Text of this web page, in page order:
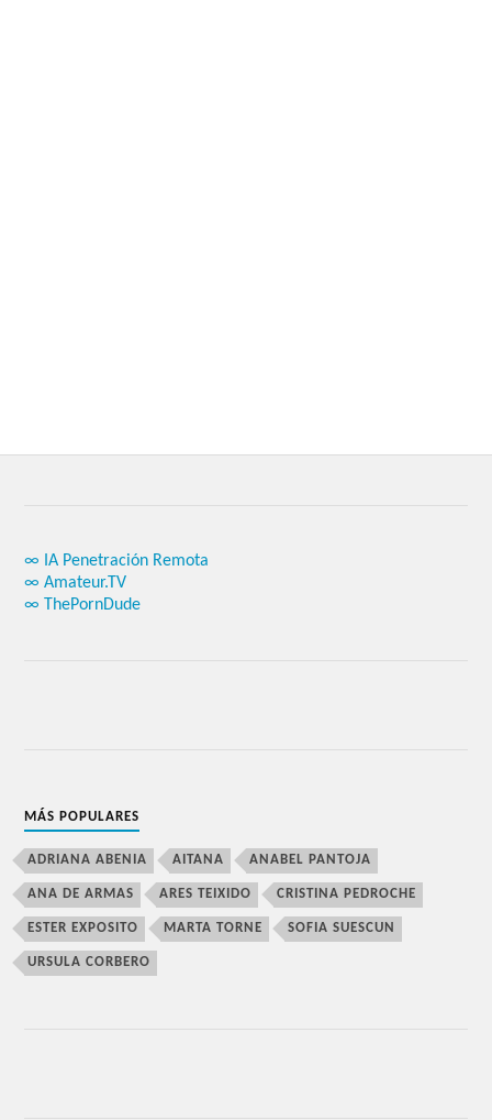
∞ IA Penetración Remota
∞ Amateur.TV
∞ ThePornDude
MÁS POPULARES
ADRIANA ABENIA AITANA ANABEL PANTOJA
ANA DE ARMAS ARES TEIXIDO CRISTINA PEDROCHE
ESTER EXPOSITO MARTA TORNE SOFIA SUESCUN
URSULA CORBERO